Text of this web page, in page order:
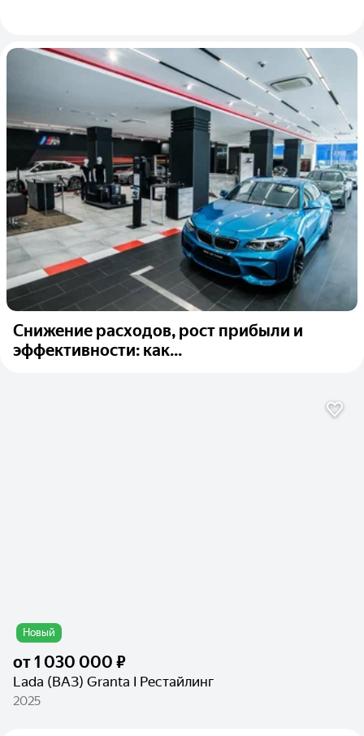
Снижение расходов, рост прибыли и
эффективности: как...
Новый
от1 030 000 ₽
Lada (ВАЗ) Granta I Рестайлинг
2025